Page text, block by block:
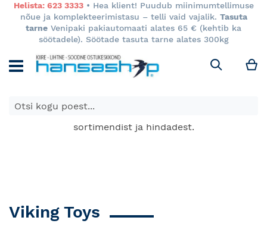
Helista: 623 3333• Hea klient! Puudub miinimumtellimuse
nõue ja komplekteerimistasu – telli vaid vajalik. Tasuta
tarne Venipaki pakiautomaati alates 65 € (kehtib ka
söötadele). Söötade tasuta tarne alates 300kg
Otsi
E-poes kuvatavad toodete hinnad kehtivad ainult e-
poes ja võivad erineda Keila ja Tartu poodide
sortimendist ja hindadest.
Viking Toys